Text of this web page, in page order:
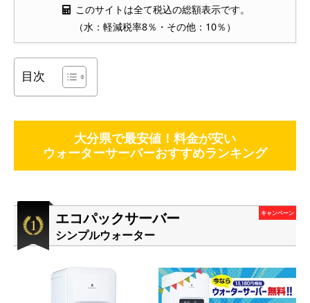
このサイトは全て税込の総額表示です。
（水：軽減税率8％・その他：10％）
目次
大分県で最安値！料金が安い
ウォーターサーバーおすすめランキング
エコパックサーバー
シンプルウォーター
キャンペーン